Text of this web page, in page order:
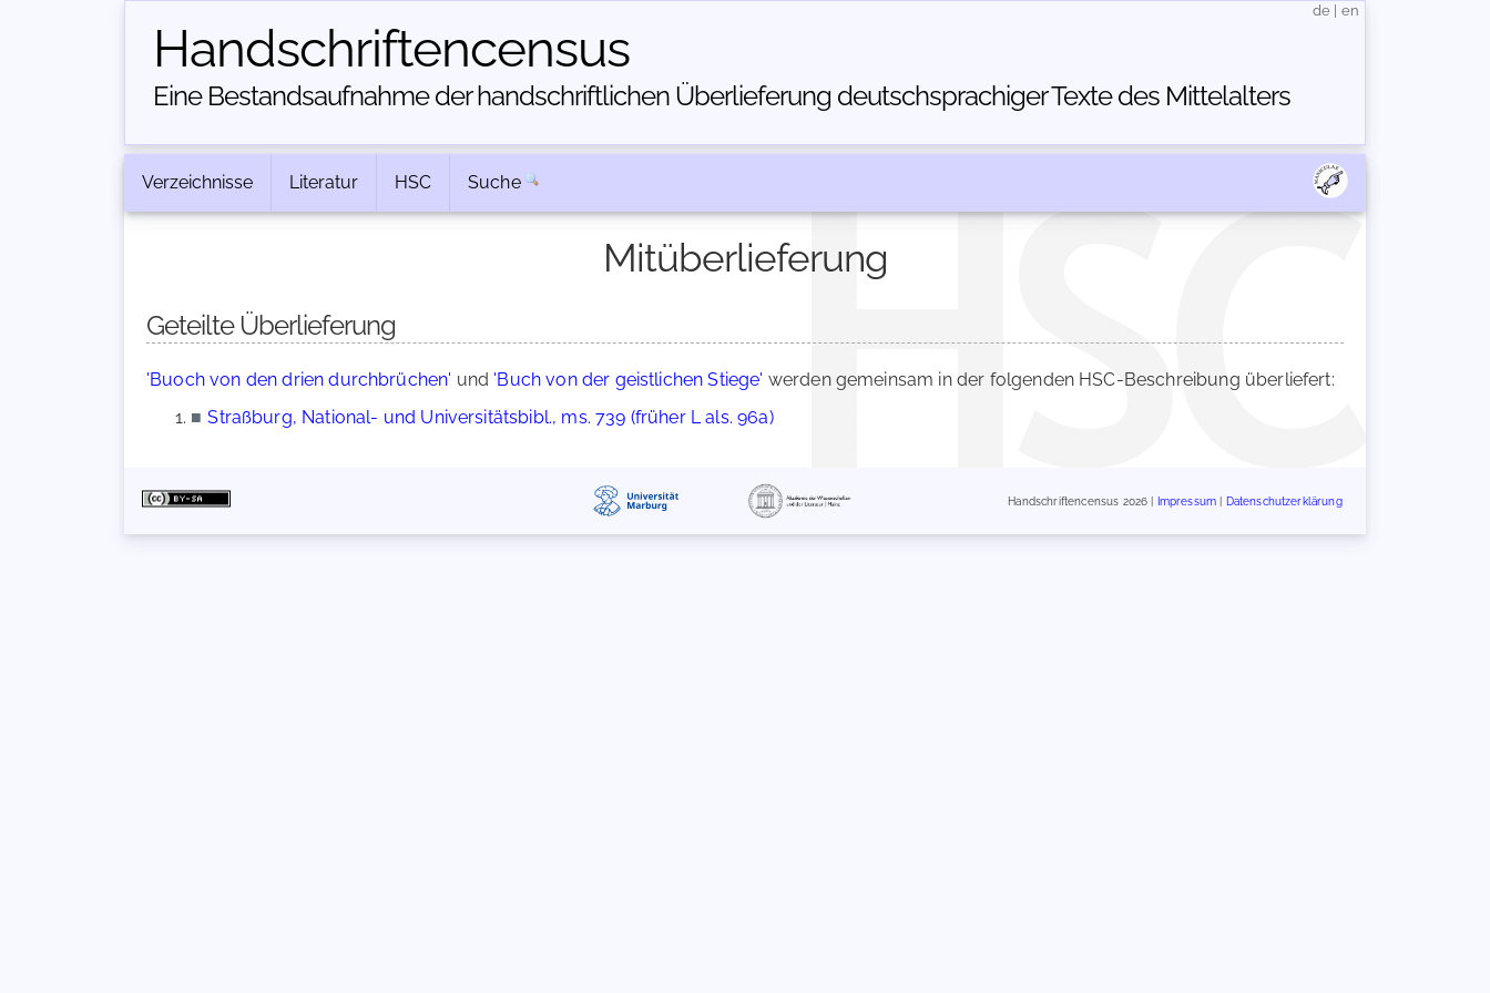
Handschriften­census
Eine Bestandsaufnahme der handschriftlichen Über­lieferung deutschsprachiger Texte des Mittelalters
de en
Verzeichnisse Literatur HSC Suche
Mitüberlieferung
Geteilte Überlieferung
'Buoch von den drien durchbrüchen' und 'Buch von der geistlichen Stiege' werden gemeinsam in der folgenden HSC-Beschreibung überliefert:
■ Straßburg, National- und Universitätsbibl., ms. 739 (früher L als. 96a)
Handschriftencensus 2026 | Impressum Datenschutzerklärung